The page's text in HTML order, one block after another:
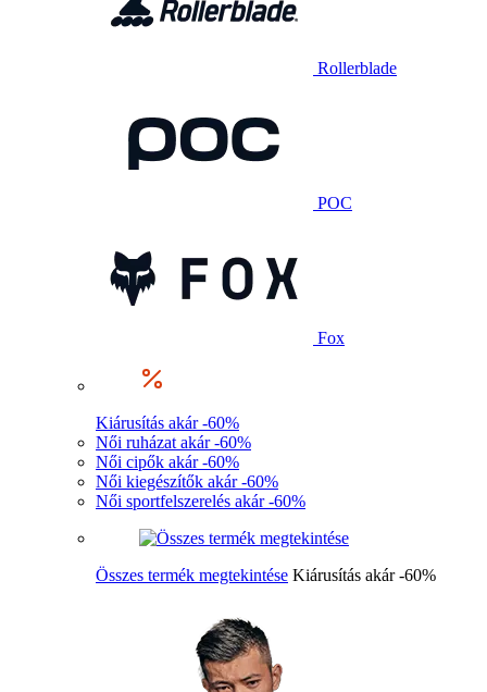
Rollerblade
POC
Fox
Kiárusítás akár -60%
Női ruházat akár -60%
Női cipők akár -60%
Női kiegészítők akár -60%
Női sportfelszerelés akár -60%
Összes termék megtekintése Kiárusítás akár -60%